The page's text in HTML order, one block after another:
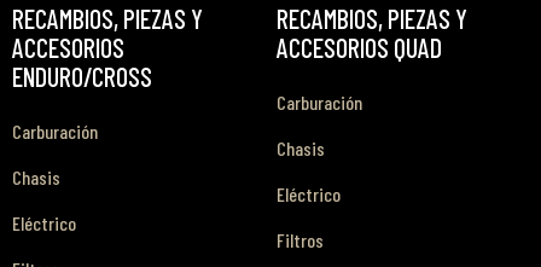
RECAMBIOS, PIEZAS Y
ACCESORIOS
ENDURO/CROSS
Carburación
Chasis
Eléctrico
RECAMBIOS, PIEZAS Y
ACCESORIOS QUAD
Carburación
Chasis
Eléctrico
Filtros